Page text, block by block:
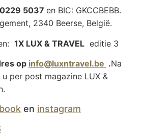
5037 en BIC: GKCCBEBB.
2340 Beerse, België.
1X LUX & TRAVEL editie 3
op info@luxntravel.be .Na
per post magazine LUX &
en instagram